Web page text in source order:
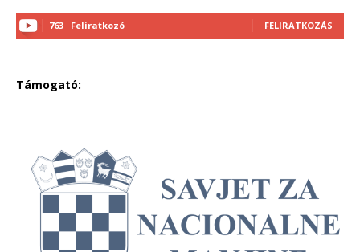
763 Feliratkozó FELIRATKOZÁS
Támogató: